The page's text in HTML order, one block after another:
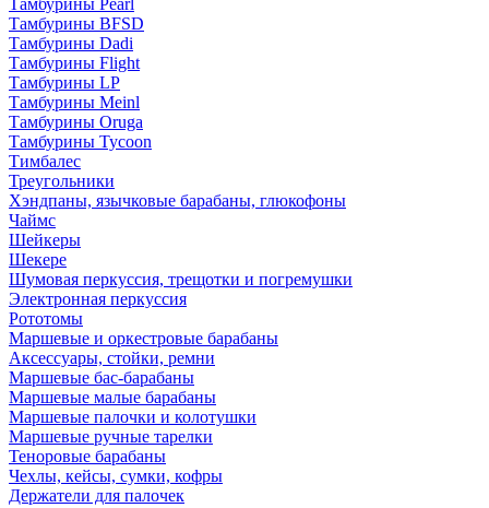
Тамбурины Pearl
Тамбурины BFSD
Тамбурины Dadi
Тамбурины Flight
Тамбурины LP
Тамбурины Meinl
Тамбурины Oruga
Тамбурины Tycoon
Тимбалес
Треугольники
Хэндпаны, язычковые барабаны, глюкофоны
Чаймс
Шейкеры
Шекере
Шумовая перкуссия, трещотки и погремушки
Электронная перкуссия
Рототомы
Маршевые и оркестровые барабаны
Аксессуары, стойки, ремни
Маршевые бас-барабаны
Маршевые малые барабаны
Маршевые палочки и колотушки
Маршевые ручные тарелки
Теноровые барабаны
Чехлы, кейсы, сумки, кофры
Держатели для палочек